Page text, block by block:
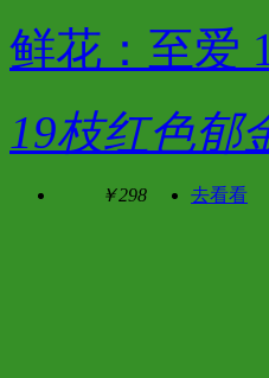
鲜花：至爱
19枝红色郁
￥298 去看看